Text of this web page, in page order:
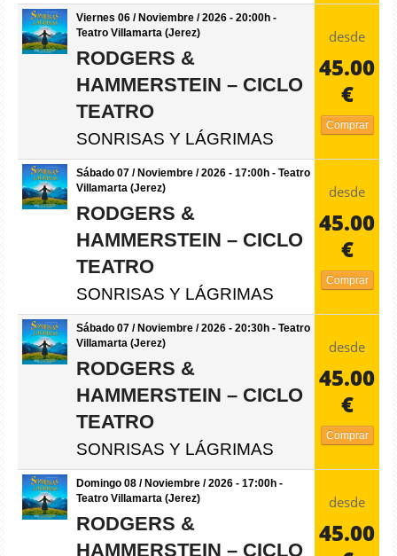
Viernes 06 / Noviembre / 2026 - 20:00h -
Teatro Villamarta (Jerez)
RODGERS &
HAMMERSTEIN – CICLO
TEATRO
SONRISAS Y LÁGRIMAS
desde
45.00
€
Comprar
Sábado 07 / Noviembre / 2026 - 17:00h - Teatro
Villamarta (Jerez)
RODGERS &
HAMMERSTEIN – CICLO
TEATRO
SONRISAS Y LÁGRIMAS
desde
45.00
€
Comprar
Sábado 07 / Noviembre / 2026 - 20:30h - Teatro
Villamarta (Jerez)
RODGERS &
HAMMERSTEIN – CICLO
TEATRO
SONRISAS Y LÁGRIMAS
desde
45.00
€
Comprar
Domingo 08 / Noviembre / 2026 - 17:00h -
Teatro Villamarta (Jerez)
RODGERS &
HAMMERSTEIN – CICLO
desde
45.00